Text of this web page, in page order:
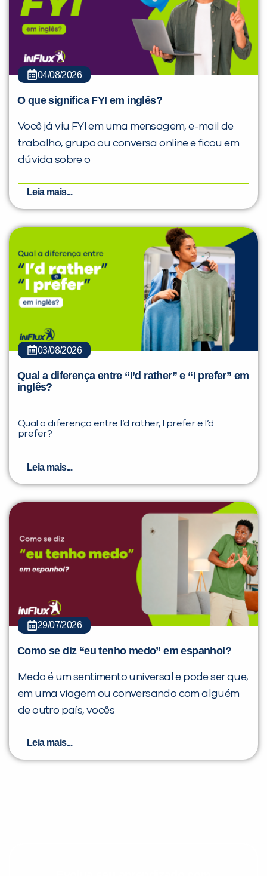
04/08/2026
O que significa FYI em inglês?
Você já viu FYI em uma mensagem, e-mail de
trabalho, grupo ou conversa online e ficou em
dúvida sobre o
Leia mais...
03/08/2026
Qual a diferença entre “I’d rather” e “I prefer” em
inglês?
Qual a diferença entre I’d rather, I prefer e I’d
prefer?
Leia mais...
29/07/2026
Como se diz “eu tenho medo” em espanhol?
Medo é um sentimento universal e pode ser que,
em uma viagem ou conversando com alguém
de outro país, vocês
Leia mais...